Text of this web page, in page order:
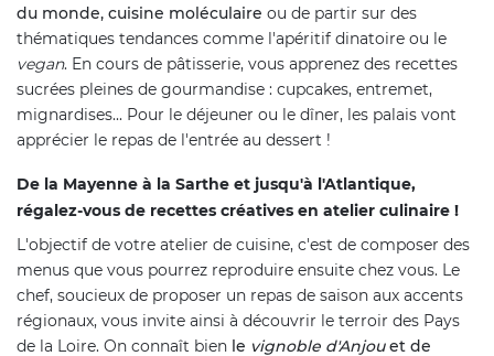
du monde, cuisine moléculaire ou de partir sur des
thématiques tendances comme l'apéritif dinatoire ou le
vegan. En cours de pâtisserie, vous apprenez des recettes
sucrées pleines de gourmandise : cupcakes, entremet,
mignardises... Pour le déjeuner ou le dîner, les palais vont
apprécier le repas de l'entrée au dessert !
De la Mayenne à la Sarthe et jusqu'à l'Atlantique,
régalez-vous de recettes créatives en atelier culinaire !
L'objectif de votre atelier de cuisine, c'est de composer des
menus que vous pourrez reproduire ensuite chez vous. Le
chef, soucieux de proposer un repas de saison aux accents
régionaux, vous invite ainsi à découvrir le terroir des Pays
de la Loire. On connaît bien le vignoble d'Anjouet de